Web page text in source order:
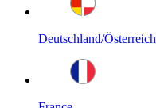
Deutschland/Österreich